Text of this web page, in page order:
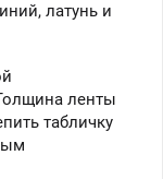
латунь и
ленты
табличку